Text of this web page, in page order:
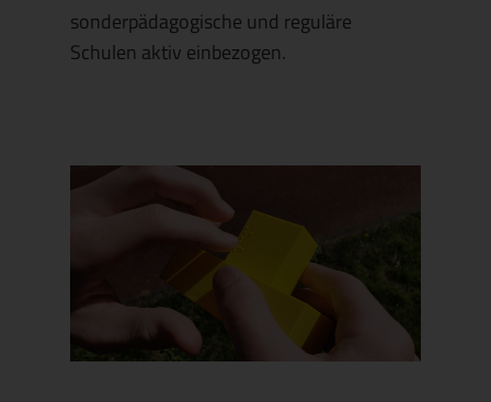
sonderpädagogische und reguläre
Schulen aktiv einbezogen.